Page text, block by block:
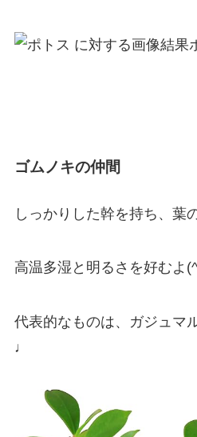
ゴムノキの仲間
しっかりした幹を持ち、葉
高温多湿と明るさを好むよ
代表的なものは、ガジュマ
♩